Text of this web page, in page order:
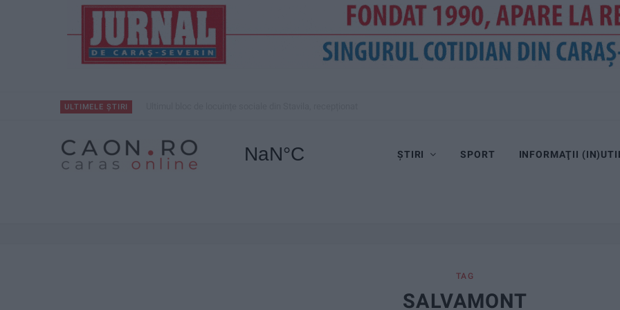
ULTIMELE ȘTIRI
ȘTIRI SPORT INFORMAŢII
TAG
SALVAMONT